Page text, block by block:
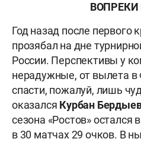
ВОПРЕКИ
Год назад после первого
прозябал на дне
России. Перспективы у
нерадужные, от вылета
спасти, пожалуй, лишь
оказался Курбан
сезона «Ростов»
в 30 матчах 29 очков. В